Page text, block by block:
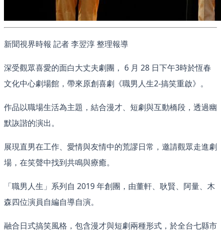
新聞視界時報 記者 李翌淳 整理報導
深受觀眾喜愛的面白大丈夫劇團， 6 月 28 日下午3時於恆春
文化中心劇場館，帶來原創喜劇《職男人生2-搞笑重啟》。
作品以職場生活為主題，結合漫才、短劇與互動橋段，透過幽
默詼諧的演出。
展現直男在工作、愛情與友情中的荒謬日常，邀請觀眾走進劇
場，在笑聲中找到共鳴與療癒。
「職男人生」系列自 2019 年創團，由董軒、耿賢、阿量、木
森四位演員自編自導自演。
融合日式搞笑風格，包含漫才與短劇兩種形式，於全台七縣市